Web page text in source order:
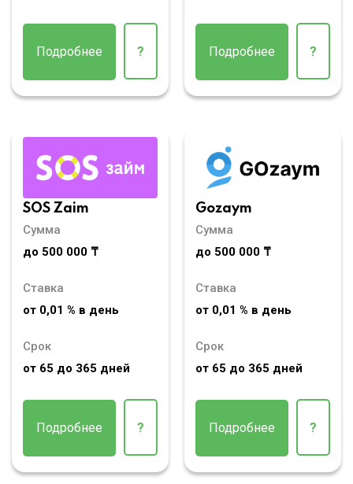
Подробнее ? Подробнее ?
SOS Zaim
Сумма
до 500 000 ₸
Ставка
от 0,01 % в день
Срок
от 65 до 365 дней
Подробнее ?
Gozaym
Сумма
до 500 000 ₸
Ставка
от 0,01 % в день
Срок
от 65 до 365 дней
Подробнее ?